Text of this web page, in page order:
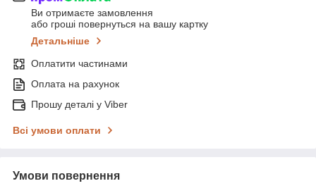
Ви отримаєте замовлення
або гроші повернуться на вашу картку
Детальніше
Оплатити частинами
Оплата на рахунок
Прошу деталі у Viber
Всі умови оплати
Умови повернення